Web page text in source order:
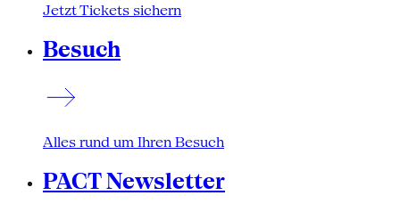
Jetzt Tickets sichern
Besuch
Alles rund um Ihren Besuch
PACT Newsletter